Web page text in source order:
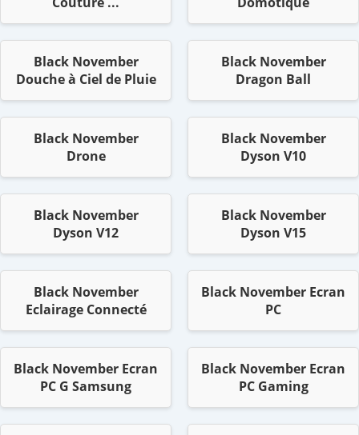
Black November
Douche à Ciel de Pluie
Black November
Dragon Ball
Black November
Drone
Black November
Dyson V10
Black November
Dyson V12
Black November
Dyson V15
Black November
Eclairage Connecté
Black November Ecran
PC
Black November Ecran
PC G Samsung
Black November Ecran
PC Gaming